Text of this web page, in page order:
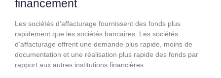
financement
Les sociétés d’affacturage fournissent des fonds plus
rapidement que les sociétés bancaires. Les sociétés
d’affacturage offrent une demande plus rapide, moins de
documentation et une réalisation plus rapide des fonds par
rapport aux autres institutions financières.